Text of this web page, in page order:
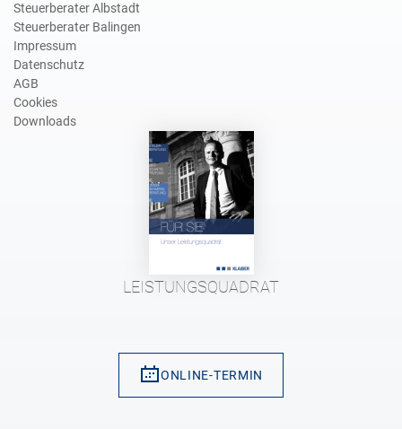
Steuerberater Albstadt
Steuerberater Balingen
Impressum
Datenschutz
AGB
Cookies
Downloads
LEISTUNGSQUADRAT
ONLINE-TERMIN